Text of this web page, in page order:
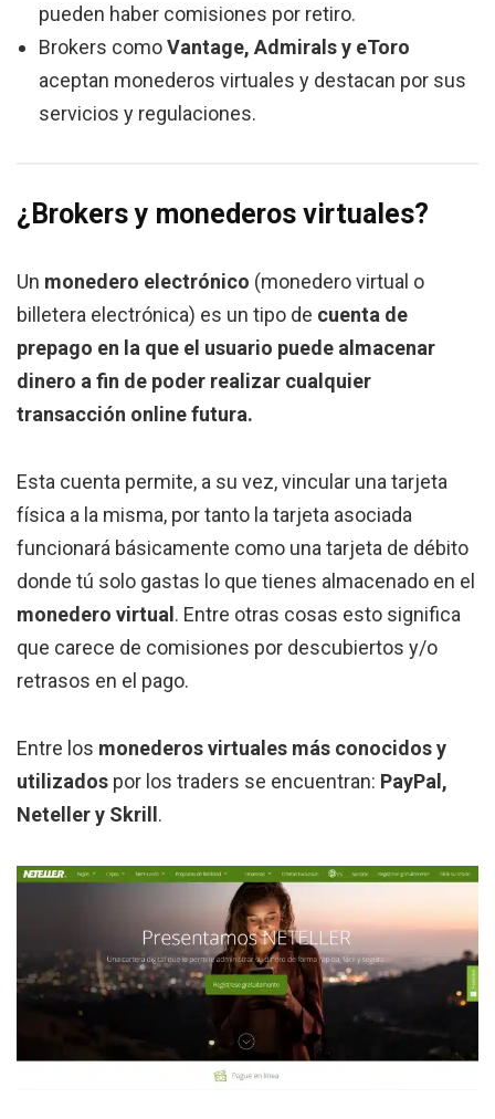
pueden haber comisiones por retiro.
Brokers comoVantage, Admirals y eToro
aceptan monederos virtuales y destacan por sus
servicios y regulaciones.
¿Brokers y monederos virtuales?
Un monedero electrónico (monedero virtual o
billetera electrónica) es un tipo de cuenta de
prepago en la que el usuario puede almacenar
dinero a fin de poder realizar cualquier
transacción online futura.
Esta cuenta permite, a su vez, vincular una tarjeta
física a la misma, por tanto la tarjeta asociada
funcionará básicamente como una tarjeta de débito
donde tú solo gastas lo que tienes almacenado en el
monedero virtual . Entre otras cosas esto significa
que carece de comisiones por descubiertos y/o
retrasos en el pago.
Entre los monederos virtuales más conocidos y
utilizados por los traders se encuentran: PayPal,
Neteller y Skrill .